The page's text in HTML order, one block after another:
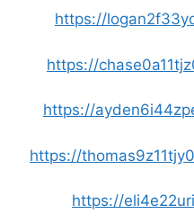
https://
https://
https://
https://
https://